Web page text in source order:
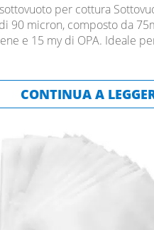
per cottura
90 micron, composto da
e 15 my di OPA. Ideale
CONTINUA A